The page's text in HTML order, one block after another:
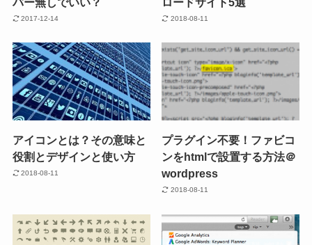
2017-12-14 2018-08-11
アイコンとは？その意味と
役割とデザインと使い方
2018-08-11
プラグイン不要！ファビコ
ンをhtmlで設置する方法＠
wordpress
2018-08-11